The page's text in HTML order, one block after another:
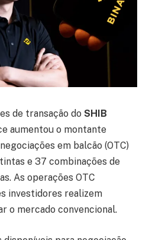
de transação do SHIB
aumentou o montante
em balcão (OTC)
e 37 combinações de
As operações OTC
investidores realizem
o mercado convencional.